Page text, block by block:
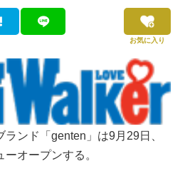
お気に入り
ンド「genten」は9⽉29⽇、
オープンする。